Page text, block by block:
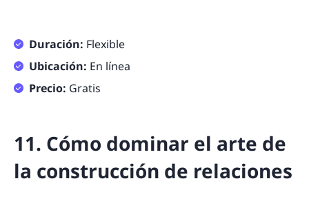
Duración: Flexible
Ubicación: En línea
Precio: Gratis
11. Cómo dominar el arte de
la construcción de relaciones